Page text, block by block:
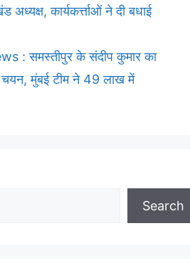
कार्यकर्त्ताओं ने दी बधाई
: समस्तीपुर के संदीप कुमार का
मुंबई टीम ने 49 लाख में
Search